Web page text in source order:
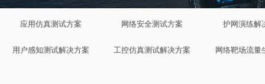
应用仿真测试方案 网络安全测试方案 护网演练解
用户感知测试解决方案 工控仿真测试解决方案 网络靶场流量